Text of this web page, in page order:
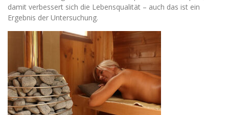
damit verbessert sich die Lebensqualität – auch das ist ein
Ergebnis der Untersuchung.